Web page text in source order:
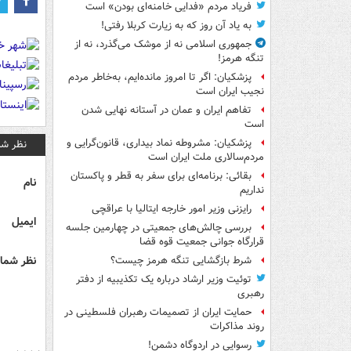
فریاد مردم «فدایی خامنه‌ای بودن» است
به یاد آن روز که به زیارت کربلا رفتی!
جمهوری اسلامی نه از موشک می‌گذرد، نه از
تنگه هرمز!
پزشکیان: اگر تا امروز مانده‌ایم، به‌خاطر مردم
نجیب ایران است
تفاهم ایران و عمان در آستانه نهایی شدن
است
پزشکیان: مشروطه نماد بیداری، قانون‌گرایی و
مردم‌سالاری ملت ایران است
بقائی: برنامه‌ای برای سفر به قطر و پاکستان
نداریم
رایزنی وزیر امور خارجه ایتالیا با عراقچی
بررسی چالش‌های جمعیتی در چهارمین جلسه
قرارگاه جوانی جمعیت قوه قضا
شرط بازگشایی تنگه هرمز چیست؟
توئیت وزیر ارشاد درباره یک تکذیبیه از دفتر
رهبری
حمایت ایران از تصمیمات رهبران فلسطینی در
روند مذاکرات
رسوایی در اردوگاه دشمن!
نظر
نام
ایمیل
نظر